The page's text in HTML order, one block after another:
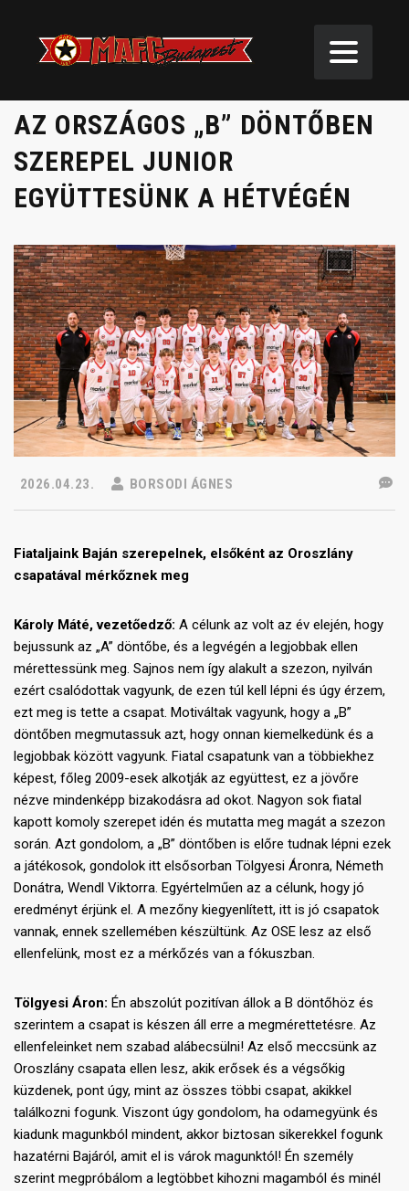
AZ ORSZÁGOS „B” DÖNTŐBEN
SZEREPEL JUNIOR
EGYÜTTESÜNK A HÉTVÉGÉN
2026.04.23. BORSODI ÁGNES
Fiataljaink Baján szerepelnek, elsőként az Oroszlány
csapatával mérkőznek meg
Károly Máté, vezetőedző: A célunk az volt az év elején, hogy
bejussunk az „A” döntőbe, és a legvégén a legjobbak ellen
mérettessünk meg. Sajnos nem így alakult a szezon, nyilván
ezért csalódottak vagyunk, de ezen túl kell lépni és úgy érzem,
ezt meg is tette a csapat. Motiváltak vagyunk, hogy a „B”
döntőben megmutassuk azt, hogy onnan kiemelkedünk és a
legjobbak között vagyunk. Fiatal csapatunk van a többiekhez
képest, főleg 2009-esek alkotják az együttest, ez a jövőre
nézve mindenképp bizakodásra ad okot. Nagyon sok fiatal
kapott komoly szerepet idén és mutatta meg magát a szezon
során. Azt gondolom, a „B” döntőben is előre tudnak lépni ezek
a játékosok, gondolok itt elsősorban Tölgyesi Áronra, Németh
Donátra, Wendl Viktorra. Egyértelműen az a célunk, hogy jó
eredményt érjünk el. A mezőny kiegyenlített, itt is jó csapatok
vannak, ennek szellemében készültünk. Az OSE lesz az első
ellenfelünk, most ez a mérkőzés van a fókuszban.
Tölgyesi Áron: Én abszolút pozitívan állok a B döntőhöz és
szerintem a csapat is készen áll erre a megmérettetésre. Az
ellenfeleinket nem szabad alábecsülni! Az első meccsünk az
Oroszlány csapata ellen lesz, akik erősek és a végsőkig
küzdenek, pont úgy, mint az összes többi csapat, akikkel
találkozni fogunk. Viszont úgy gondolom, ha odamegyünk és
kiadunk magunkból mindent, akkor biztosan sikerekkel fogunk
hazatérni Bajáról, amit el is várok magunktól! Én személy
szerint megpróbálom a legtöbbet kihozni magamból és minél